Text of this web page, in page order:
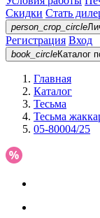
Скидки Стать
person_crop_circle
Регистрация Вход
book_circleКаталог
Главная
Каталог
Тесьма
Тесьма
05-80004/25